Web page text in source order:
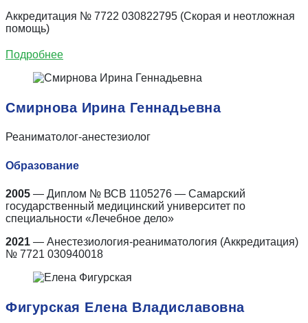
Аккредитация № 7722 030822795 (Скорая и неотложная
помощь)
Подробнее
Смирнова Ирина Геннадьевна
Реаниматолог-анестезиолог
Образование
2005 — Диплом № ВСВ 1105276 — Самарский
государственный медицинский университет по
специальности «Лечебное дело»
2021 — Анестезиология-реаниматология (Аккредитация)
№ 7721 030940018
Фигурская Елена Владиславовна